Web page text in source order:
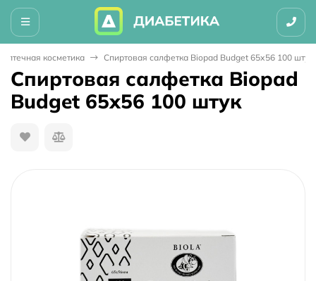
Аптечная косметика Спиртовая салфетка Biopad Budget 65х56 100 штук
Спиртовая салфетка Biopad
Budget 65х56 100 штук